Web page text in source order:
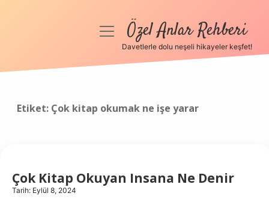
Anasayfa
menüyüÖzel Anlar Rehberi
Davetlerle dolu neşeli hikayeler keşfet!
Etiket: Çok kitap okumak ne işe yarar
Çok Kitap Okuyan Insana Ne Denir
Tarih: Eylül 8, 2024